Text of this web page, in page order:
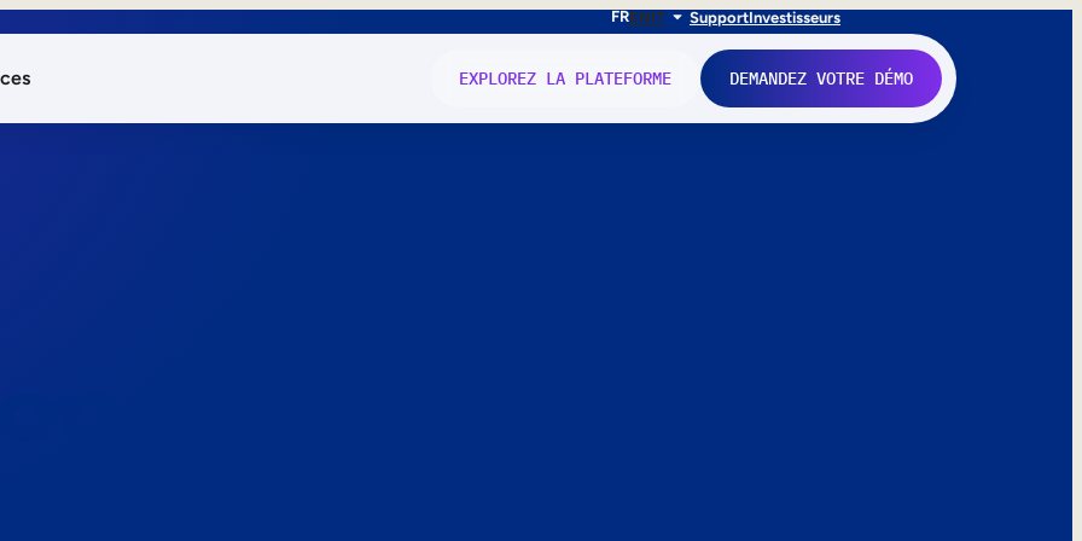
FRENIT SupportInvestisseurs
EXPLOREZ LA PLATEFORME DEMANDEZ VOTRE DÉMO